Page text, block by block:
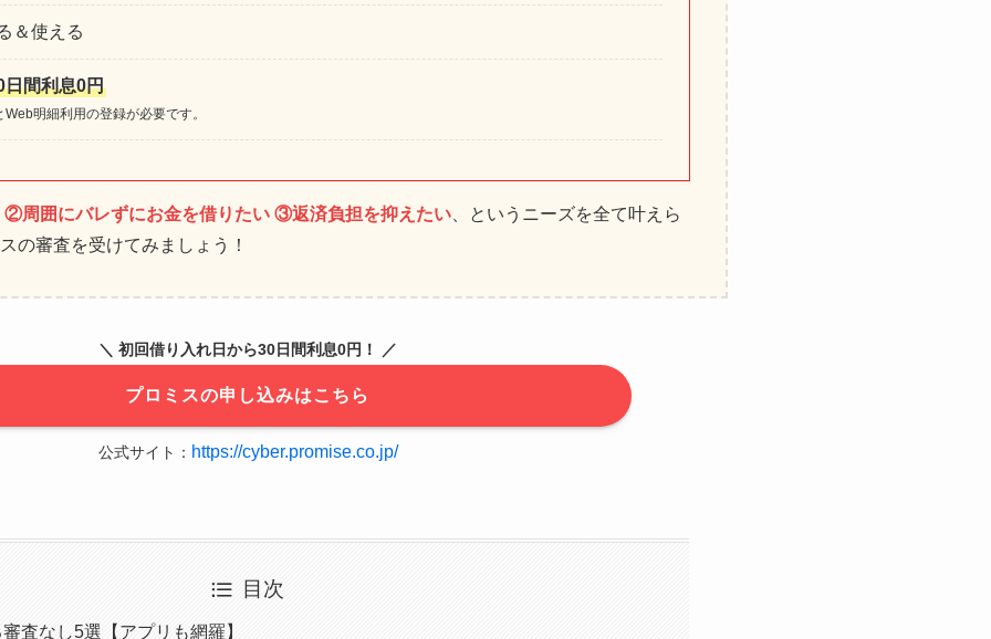
＆使える
日間利息0円
明細利用の登録が必要です。
周囲にバレずにお金を借りたい ③返済負担を抑えたい 、というニーズを全て叶えら
の審査を受けてみましょう！
＼ 初回借り入れ日から30日間利息0円！ ／
プロミスの申し込みはこちら
公式サイト： https://cyber.promise.co.jp/
目次
査なし5選【アプリも網羅】